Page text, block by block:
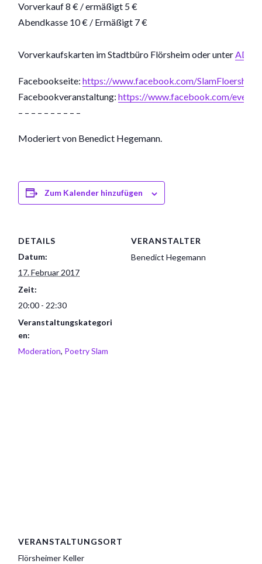
Vorverkauf 8 € / ermäßigt 5 €
Abendkasse 10 € / Ermäßigt 7 €
Vorverkaufskarten im Stadtbüro Flörsheim oder unter
Facebookseite:https://www.facebook.com/SlamFloersheim
Facebookveranstaltung:https://www.facebook.com/
– – – – – – – – – –
Moderiert von Benedict Hegemann.
Zum Kalender hinzufügen
DETAILS
Datum:
17. Februar 2017
Zeit:
20:00 - 22:30
Veranstaltungskategori
en:
Moderation, Poetry Slam
VERANSTALTER
Benedict Hegemann
VERANSTALTUNGSORT
Flörsheimer Keller